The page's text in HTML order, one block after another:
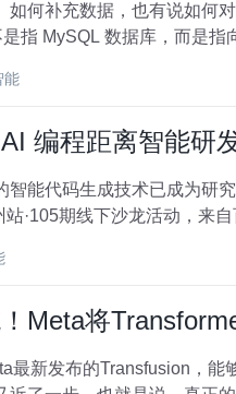
如何补充数据，也有说如何
而是指向量检索库 Milvus。 众所周知，人工
能
编程距离智能研
能代码生成技术已成为研
站·105期线下沙龙活动，
Meta将
最新发布的Transfusion，